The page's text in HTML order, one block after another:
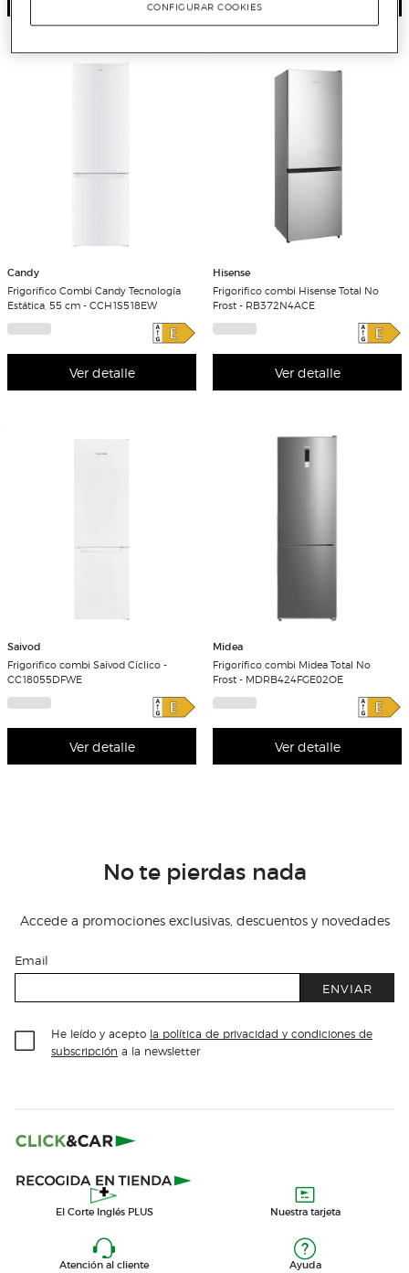
Candy
Frigorífico Combi Candy Tecnología
Estática, 55 cm - CCH1S518EW
Ver detalle
Hisense
Frigorifico combi Hisense Total No
Frost - RB372N4ACE
Ver detalle
Saivod
Frigorifico combi Saivod Cíclico -
CC18055DFWE
Ver detalle
Midea
Frigorífico combi Midea Total No
Frost - MDRB424FGE02OE
Ver detalle
No te pierdas nada
Accede a promociones exclusivas, descuentos y novedades
Email
ENVIAR
He leído y acepto la política de privacidad y condiciones de
subscripción a la newsletter
El Corte Inglés PLUS Nuestra tarjeta
Atención al cliente Ayuda
CONFIGURAR COOKIES